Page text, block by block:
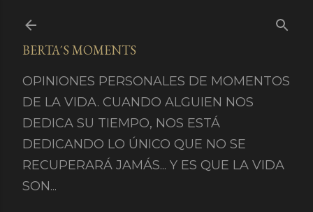
BERTA´S MOMENTS
OPINIONES PERSONALES DE MOMENTOS
DE LA VIDA. CUANDO ALGUIEN NOS
DEDICA SU TIEMPO, NOS ESTÁ
DEDICANDO LO ÚNICO QUE NO SE
RECUPERARÁ JAMÁS... Y ES QUE LA VIDA
SON...